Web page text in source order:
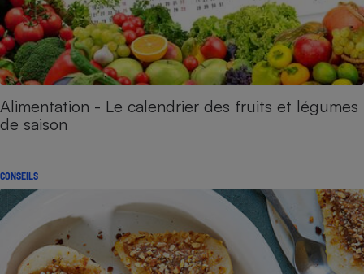
Alimentation - Le calendrier des fruits et légumes
de saison
CONSEILS